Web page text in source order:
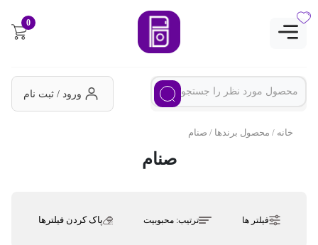
0
ورود / ثبت نام
خانه / محصول برندها / صنام
صنام
فیلتر ها ترتیب:محبوبیت پاک کردن فیلترها